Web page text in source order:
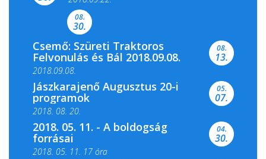
Csemői Községi Könyvtár és...
08.
30.
Csemő: Szüreti Traktoros
Felvonulás és Bál 2018.09.08.
2018.09.08.
08.
13.
Jászkarajenő Augusztus 20-i
programok
2018. 08. 20.
05.
07.
2018. 05. 11. - A boldogság
forrásai
2018. 05. 11. 17 óra
04.
30.